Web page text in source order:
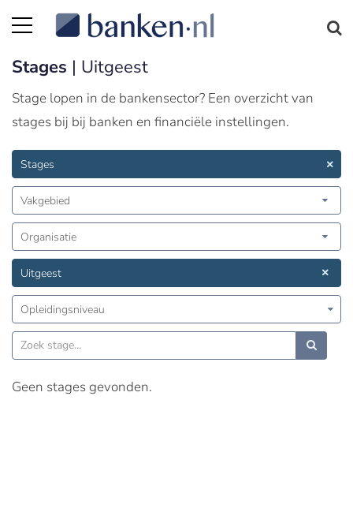
Stages | Uitgeest
Stage lopen in de bankensector? Een overzicht van
stages bij bij banken en financiële instellingen.
Stages
Vakgebied
Organisatie
Uitgeest
Opleidingsniveau
Geen stages gevonden.